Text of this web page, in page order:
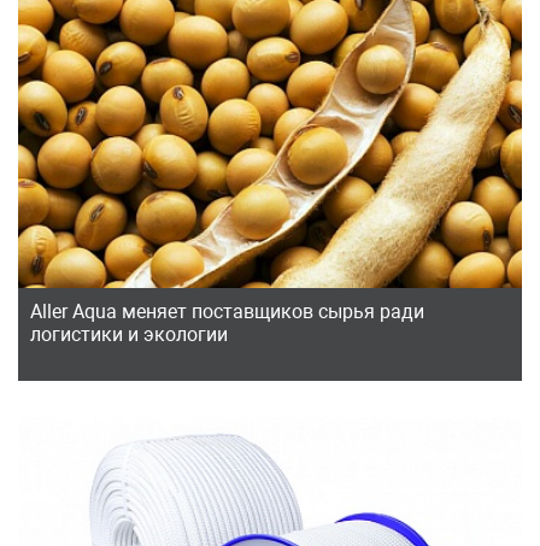
Aller Aqua меняет поставщиков сырья ради
логистики и экологии